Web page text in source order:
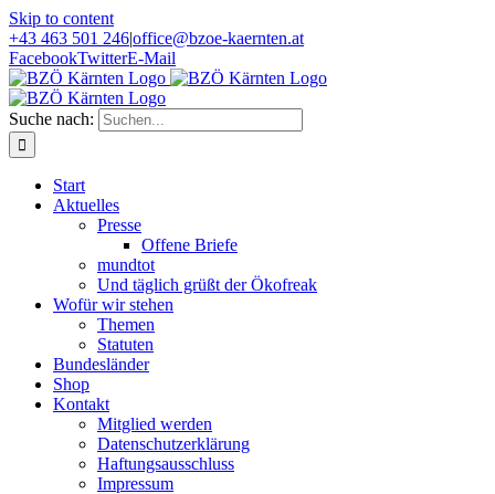
Skip to content
+43 463 501 246|office@bzoe-kaernten.at
FacebookTwitterE-Mail
Suche nach:
Start
Aktuelles
Presse
Offene Briefe
mundtot
Und täglich grüßt der Ökofreak
Wofür wir stehen
Themen
Statuten
Bundesländer
Shop
Kontakt
Mitglied werden
Datenschutzerklärung
Haftungsausschluss
Impressum